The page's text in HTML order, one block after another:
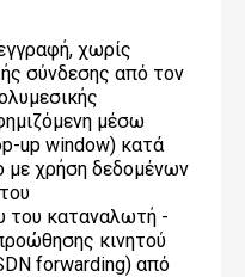
χωρίς
σύνδεσης από τον
μέσω
up window) κατά
με χρήση δεδομένων
του καταναλωτή -
κινητού
forwarding) από